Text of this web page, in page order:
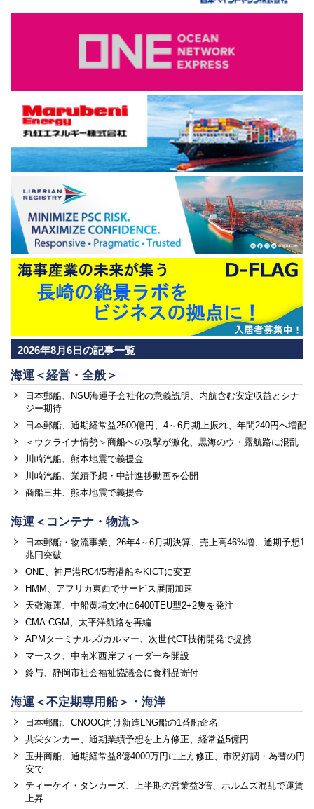
2026年8月6日の記事一覧
海運＜経営・全般＞
日本郵船、NSU海運子会社化の意義説明、内航含む安定収益とシナ
ジー期待
日本郵船、通期経常益2500億円、4～6月期上振れ、年間240円へ増配
＜ウクライナ情勢＞商船への攻撃が激化、黒海のウ・露航路に混乱
川崎汽船、熊本地震で義援金
川崎汽船、業績予想・中計進捗動画を公開
商船三井、熊本地震で義援金
海運＜コンテナ・物流＞
日本郵船・物流事業、26年4～6月期決算、売上高46%増、通期予想1
兆円突破
ONE、神戸港RC4/5寄港船をKICTに変更
HMM、アフリカ東西でサービス展開加速
天敬海運、中船黄埔文冲に6400TEU型2+2隻を発注
CMA-CGM、太平洋航路を再編
APMターミナルズ/カルマー、次世代CT技術開発で提携
マースク、中南米西岸フィーダーを開設
鈴与、静岡市社会福祉協議会に食料品寄付
海運＜不定期専用船＞・海洋
日本郵船、CNOOC向け新造LNG船の1番船命名
共栄タンカー、通期業績予想を上方修正、経常益5億円
玉井商船、通期経常益8億4000万円に上方修正、市況好調・為替の円
安で
ティーケイ・タンカーズ、上半期の営業益3倍、ホルムズ混乱で運賃
上昇